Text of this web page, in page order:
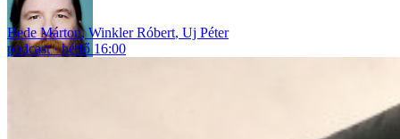
Bede Márton,Winkler Róbert, Uj Péter
podcast
hétfő 16:00